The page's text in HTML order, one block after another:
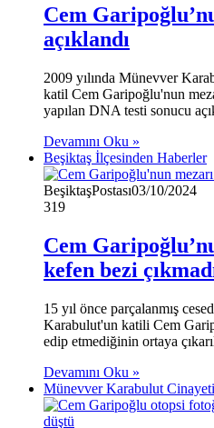
Cem
açıklandı
2009 yılında Münevver
katil Cem Garipoğlu'nun
yapılan DNA testi sonucu
Devamını Oku »
Beşiktaş İlçesinden Haberler
BeşiktaşPostası03/10/2024
319
Cem
kefen bezi
15 yıl önce parçalanmış
Karabulut'un katili Cem
edip etmediğinin ortaya
Devamını Oku »
Münevver Karabulut Cinayeti